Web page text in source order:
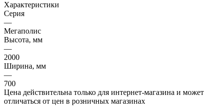
Характеристики
Серия
—
Мегаполис
Высота, мм
—
2000
Ширина, мм
—
700
Цена действительна только для интернет-магазина и может
отличаться от цен в розничных магазинах